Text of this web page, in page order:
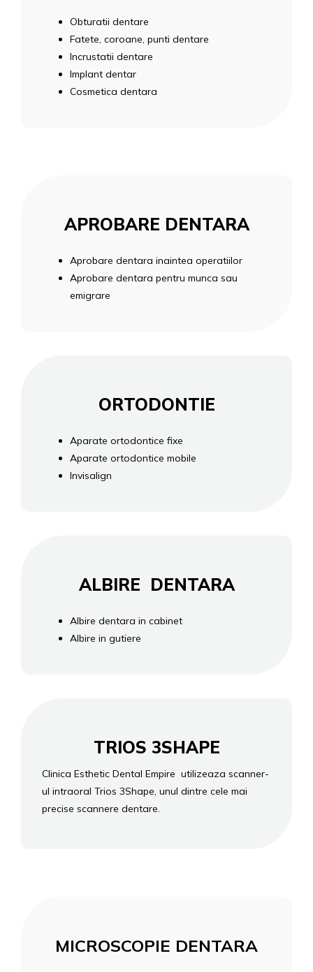
Obturatii dentare
Fatete, coroane, punti dentare
Incrustatii dentare
Implant dentar
Cosmetica dentara
APROBARE DENTARA
Aprobare dentara inaintea operatiilor
Aprobare dentara pentru munca sau
emigrare
ORTODONTIE
Aparate ortodontice fixe
Aparate ortodontice mobile
Invisalign
ALBIRE DENTARA
Albire dentara in cabinet
Albire in gutiere
TRIOS 3SHAPE
Clinica Esthetic Dental Empire utilizeaza scanner-
ul intraoral Trios 3Shape, unul dintre cele mai
precise scannere dentare.
MICROSCOPIE DENTARA